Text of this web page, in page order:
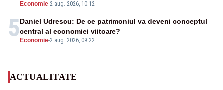
Economie-2 aug. 2026, 10:12
5 Economie-2 aug. 2026, 09:22
Daniel Udrescu: De ce patrimoniul va deveni conceptul
central al economiei viitoare?
ACTUALITATE